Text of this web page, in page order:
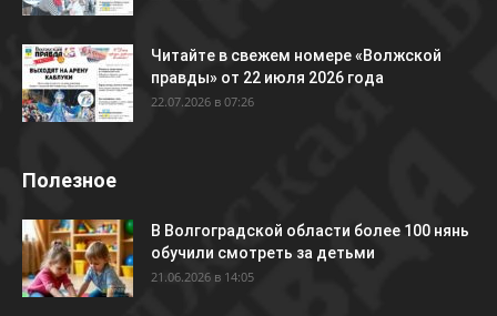
Читайте в свежем номере «Волжской
правды» от 22 июля 2026 года
22.07.2026 в 07:26
Полезное
В Волгоградской области более 100 нянь
обучили смотреть за детьми
21.06.2026 в 14:05